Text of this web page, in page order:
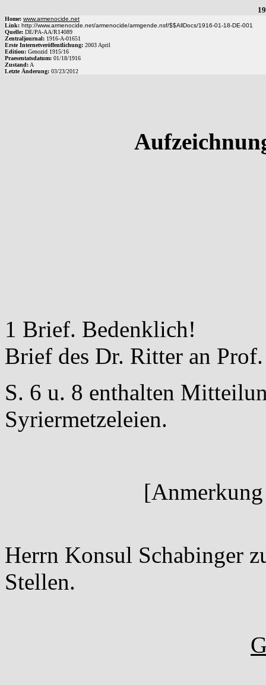
Home: www.armenocide.net
Link: http://www.armenocide.net/armenocide/armgende.nsf/$$AllDocs/1916-01-18-DE-001
Quelle: DE/PA-AA/R14089
Zentraljournal: 1916-A-01651
Erste Internetveröffentlichung: 2003 April
Edition: Genozid 1915/16
Praesentatsdatum: 01/18/1916
Zustand: A
Letzte Änderung: 03/23/2012
1 Brief. Bedenklich!
Brief des Dr. Ritter an
S. 6 u. 8 enthalten
Syriermetzeleien.
Herrn Konsul Schabinger
Stellen.